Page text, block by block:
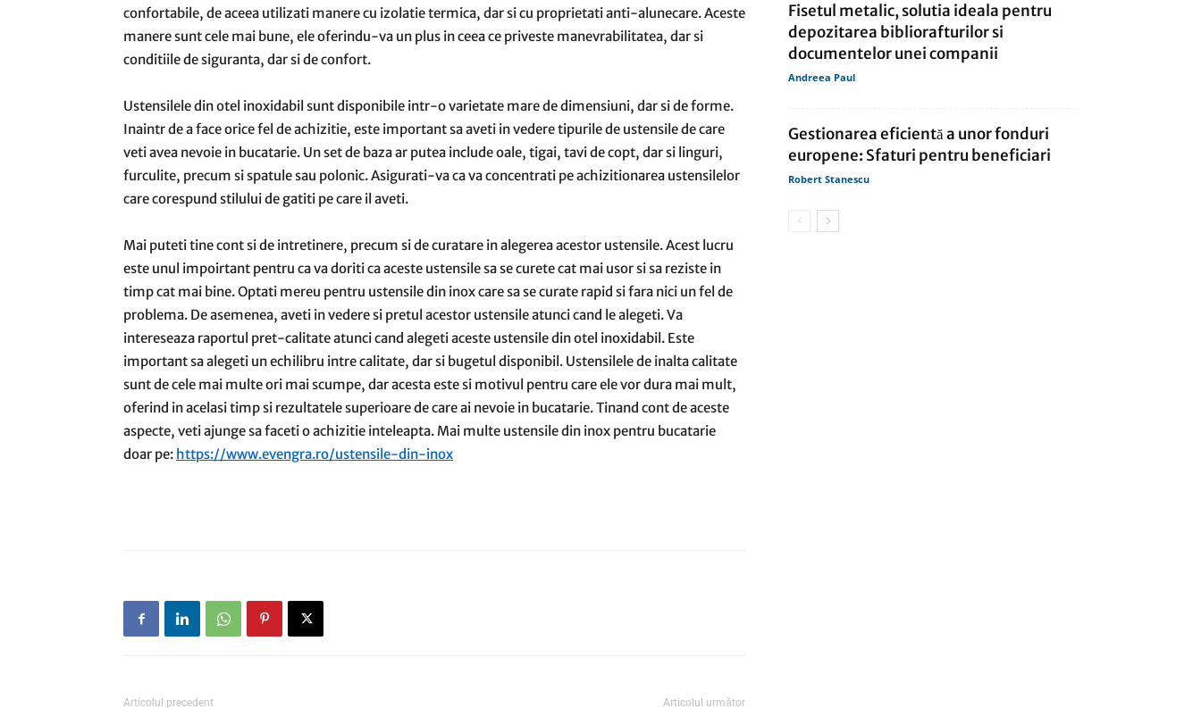
confortabile, de aceea utilizati manere cu izolatie termica, dar si cu proprietati anti-alunecare. Aceste
manere sunt cele mai bune, ele oferindu-va un plus in ceea ce priveste manevrabilitatea, dar si
conditiile de siguranta, dar si de confort.
Ustensilele din otel inoxidabil sunt disponibile intr-o varietate mare de dimensiuni, dar si de forme.
Inaintr de a face orice fel de achizitie, este important sa aveti in vedere tipurile de ustensile de care
veti avea nevoie in bucatarie. Un set de baza ar putea include oale, tigai, tavi de copt, dar si linguri,
furculite, precum si spatule sau polonic. Asigurati-va ca va concentrati pe achizitionarea ustensilelor
care corespund stilului de gatiti pe care il aveti.
Mai puteti tine cont si de intretinere, precum si de curatare in alegerea acestor ustensile. Acest lucru
este unul impoirtant pentru ca va doriti ca aceste ustensile sa se curete cat mai usor si sa reziste in
timp cat mai bine. Optati mereu pentru ustensile din inox care sa se curate rapid si fara nici un fel de
problema. De asemenea, aveti in vedere si pretul acestor ustensile atunci cand le alegeti. Va
intereseaza raportul pret-calitate atunci cand alegeti aceste ustensile din otel inoxidabil. Este
important sa alegeti un echilibru intre calitate, dar si bugetul disponibil. Ustensilele de inalta calitate
sunt de cele mai multe ori mai scumpe, dar acesta este si motivul pentru care ele vor dura mai mult,
oferind in acelasi timp si rezultatele superioare de care ai nevoie in bucatarie. Tinand cont de aceste
aspecte, veti ajunge sa faceti o achizitie inteleapta. Mai multe ustensile din inox pentru bucatarie
doar pe: https://www.evengra.ro/ustensile-din-inox
Articolul precedent Articolul următor
Fisetul metalic, solutia ideala pentru
depozitarea bibliorafturilor si
documentelor unei companii
Andreea Paul
Gestionarea eficientă a unor fonduri
europene: Sfaturi pentru beneficiari
Robert Stanescu